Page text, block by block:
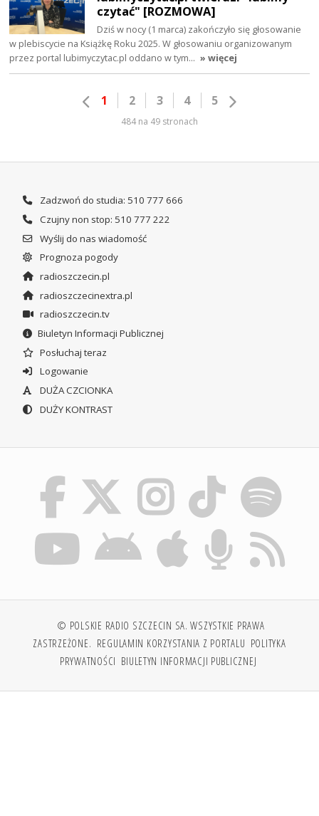
czytać" [ROZMOWA]
Dziś w nocy (1 marca) zakończyło się głosowanie
w plebiscycie na Książkę Roku 2025. W głosowaniu organizowanym
przez portal lubimyczytac.pl oddano w tym… » więcej
1 2 3 4 5
484 na 49 stronach
Zadzwoń do studia: 510 777 666
Czujny non stop: 510 777 222
Wyślij do nas wiadomość
Prognoza pogody
radioszczecin.pl
radioszczecinextra.pl
radioszczecin.tv
Biuletyn Informacji Publicznej
Posłuchaj teraz
Logowanie
DUŻA CZCIONKA
DUŻY KONTRAST
© POLSKIE RADIO SZCZECIN SA. WSZYSTKIE PRAWA
ZASTRZEŻONE. REGULAMIN KORZYSTANIA Z PORTALU POLITYKA
PRYWATNOŚCI BIULETYN INFORMACJI PUBLICZNEJ